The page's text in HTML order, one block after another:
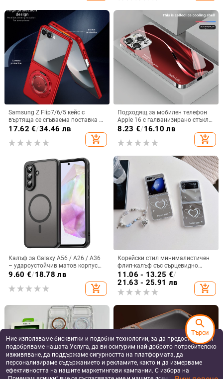
Samsung Z Flip7/6/5 кейс с
въртяща се сгъваема поставка и
магнитна скоба, 360° въртене,
поликарбонатен корпус
17.62 €/34.46 лв
add_shopping_cart
Подходящ за мобилен телефон
Apple 16 с галванизирано стъкло
и ослепителна течаща светлина,
семпъл iPhone 17 Pro, модерен и
лек луксозен 14 Plus.
8.23 €/16.10 лв
add_shopping_cart
Калъф за Galaxy A56 / A26 / A36
– удароустойчив матов корпус
от PC+TPU с текстура на кожа
9.60 €/18.78 лв
add_shopping_cart
Корейски стил минималистичен
флип-калъф със сърцевидно
огледало за Samsung Galaxy Z
Flip 3/4/5
11.06 - 13.25 €/
21.63 - 25.91 лв
add_shopping_cart
Ние използваме бисквитки и подобни технологии, за да предоставяме и
подобряваме нашата Услуга, да ви осигурим най-доброто потребителско
изживяване, да поддържаме сигурността на платформата, да
персонализираме съдържанието и рекламите, както и да измерваме
ефективността на нашите маркетингови кампании. С избора на
search
Търси